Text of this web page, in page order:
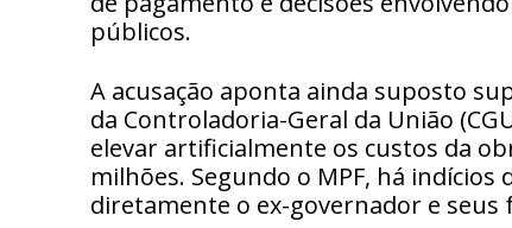
públicos.
A acusação aponta ainda suposto
da Controladoria-Geral da União
elevar artificialmente os custos da
milhões. Segundo o MPF, há
diretamente o ex-governador e seus